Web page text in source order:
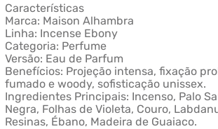
Características
Marca: Maison Alhambra
Linha: Incense Ebony
Categoria: Perfume
Versão: Eau de Parfum
Benefícios: Projeção intensa, fixação
fumado e woody, sofisticação unissex.
Ingredientes Principais: Incenso, Palo
Negra, Folhas de Violeta, Couro,
Resinas, Ébano, Madeira de Guaiaco.